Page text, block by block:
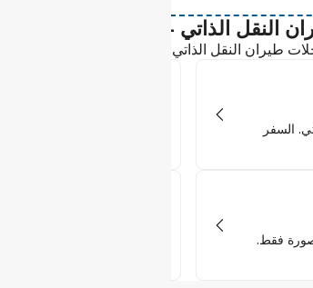
النقل الذاتي - دليل التنقل الخاص
طيران النقل الذاتي؛ والسبب في تفضيل محترفي
السفر
فقط.